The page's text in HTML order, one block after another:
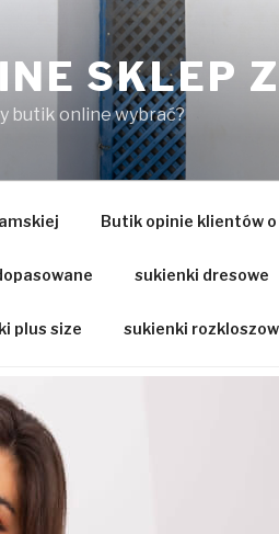
SKLEP
butik online wybrać?
Butik opinie klientów
sukienki dresowe
plus size sukienki